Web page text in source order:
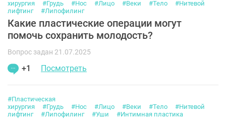
хирургия
#Грудь #Нос #Лицо #Веки #Тело
#Нитевой
лифтинг
#Липофилинг
Какие пластические операции могут
помочь сохранить молодость?
Вопрос задан 21.07.2025
+1 Посмотреть
#Пластическая
хирургия
#Грудь #Нос #Лицо #Веки #Тело
#Нитевой
лифтинг
#Липофилинг #Уши #Интимная пластика